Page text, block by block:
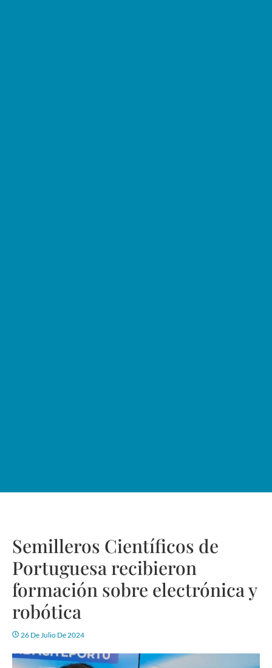
Semilleros Científicos de
Portuguesa recibieron
formación sobre electrónica y
robótica
26 De Julio De 2024